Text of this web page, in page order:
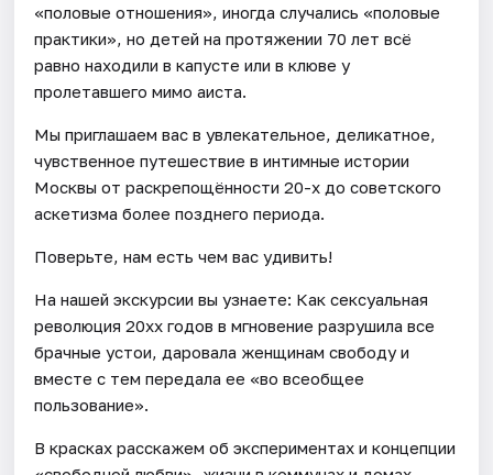
«половые отношения», иногда случались «половые
практики», но детей на протяжении 70 лет всё
равно находили в капусте или в клюве у
пролетавшего мимо аиста.
Мы приглашаем вас в увлекательное, деликатное,
чувственное путешествие в интимные истории
Москвы от раскрепощённости 20-х до советского
аскетизма более позднего периода.
Поверьте, нам есть чем вас удивить!
На нашей экскурсии вы узнаете: Как сексуальная
революция 20хх годов в мгновение разрушила все
брачные устои, даровала женщинам свободу и
вместе с тем передала ее «во всеобщее
пользование».
В красках расскажем об экспериментах и концепции